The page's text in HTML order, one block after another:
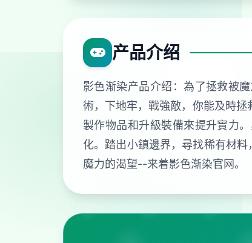
产品介绍
影色渐染产品介绍：為了拯救被
術，下地牢，戰強敵，你能及時
製作物品和升級裝備來提升實力
化。踏出小鎮邊界，尋找稀有材
魔力的渴望--来着影色渐染官网。